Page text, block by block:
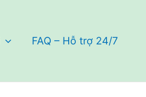
FAQ – Hỗ trợ 24/7